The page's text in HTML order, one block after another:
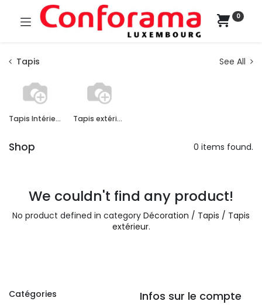
0
Tapis See All
Tapis Intérieur Tapis extérieur
Shop 0 items found.
We couldn't find any product!
No product defined in category Décoration / Tapis / Tapis
extérieur.
Catégories
Infos sur le compte